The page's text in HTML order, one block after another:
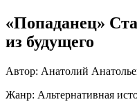
«Попаданец»
из будущего
Автор: Анатолий
Жанр: Альтернативная